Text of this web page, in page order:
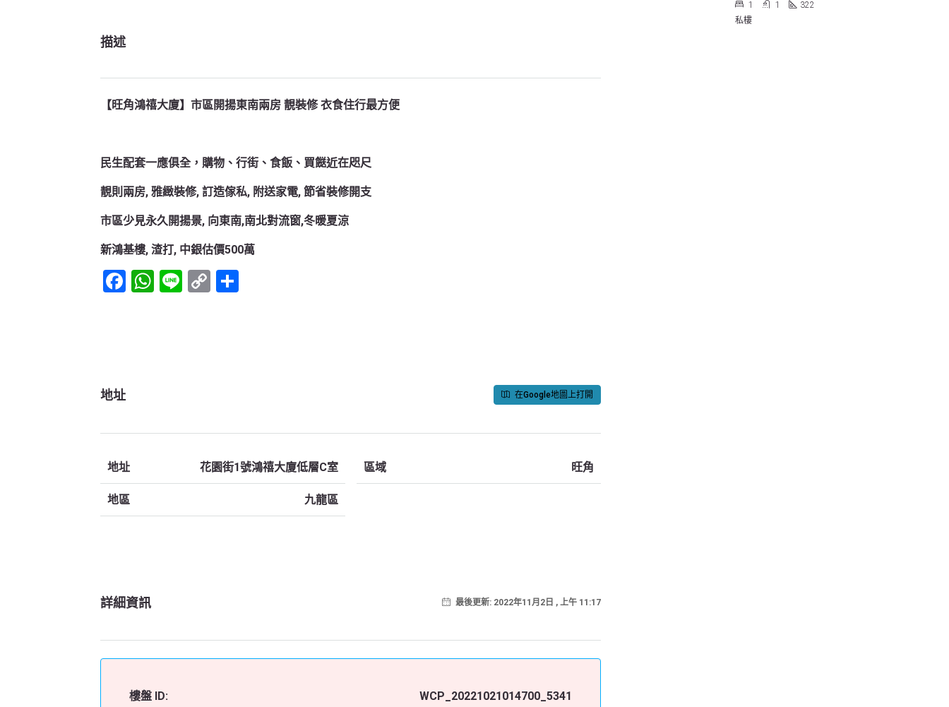
描述
【旺角鴻禧大廈】市區開揚東南兩房 靚裝修 衣食住行最方便
民生配套一應俱全，購物、行街、食飯、買餸近在咫尺
靚則兩房, 雅緻裝修, 訂造傢私, 附送家電, 節省裝修開支
市區少見永久開揚景, 向東南,南北對流窗,冬暖夏涼
新鴻基樓, 渣打, 中銀估價500萬
Facebook
WhatsApp
LineCopy
地址 在Google地圖上打開
地址 花園街1號鴻禧大廈低層C室
地區 九龍區
區域 旺角
詳細資訊 最後更新: 2022年11月2日 , 上午 11:17
樓盤 ID: WCP_20221021014700_5341
1 1
322
私樓